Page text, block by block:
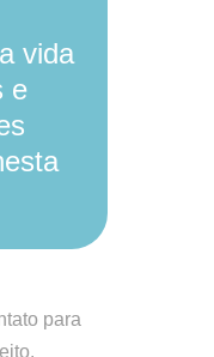
vida
e
para